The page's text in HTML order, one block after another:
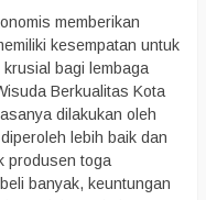
memberikan
kesempatan untuk
bagi lembaga
Berkualitas Kota
dilakukan oleh
lebih baik dan
produsen toga
banyak, keuntungan